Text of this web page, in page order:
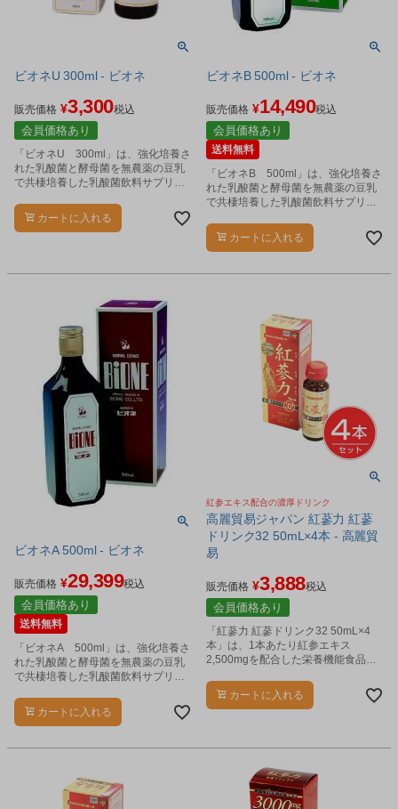
ビオネU 300ml - ビオネ
販売価格 ¥3,300税込
会員価格あり
「ビオネU 300ml」は、強化培養さ
れた乳酸菌と酵母菌を無農薬の豆乳
で共棲培養した乳酸菌飲料サプリメ
カートに入れる
ビオネB 500ml - ビオネ
販売価格 ¥14,490税込
会員価格あり
送料無料
「ビオネB 500ml」は、強化培養さ
れた乳酸菌と酵母菌を無農薬の豆乳
で共棲培養した乳酸菌飲料サプリメ
カートに入れる
ビオネA 500ml - ビオネ
販売価格 ¥29,399税込
会員価格あり
送料無料
「ビオネA 500ml」は、強化培養さ
れた乳酸菌と酵母菌を無農薬の豆乳
で共棲培養した乳酸菌飲料サプリメ
カートに入れる
紅参エキス配合の濃厚ドリンク
高麗貿易ジャパン 紅蔘力 紅蔘
ドリンク32 50mL×4本 - 高麗貿
易
販売価格 ¥3,888税込
会員価格あり
「紅蔘力 紅蔘ドリンク32 50mL×4
本」は、1本あたり紅参エキス
2,500mgを配合した栄養機能食品の
カートに入れる